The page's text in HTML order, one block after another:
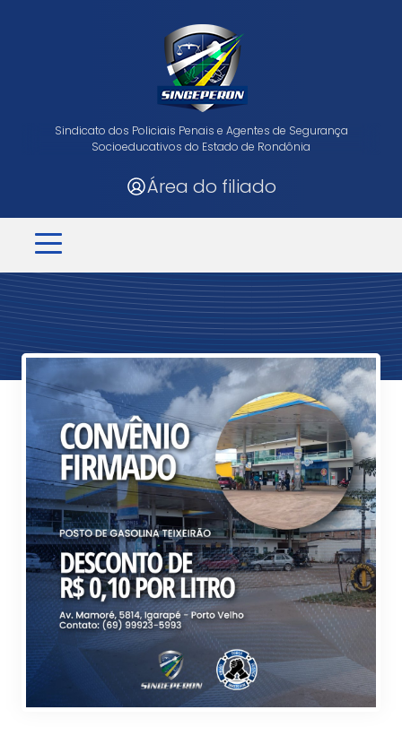
Sindicato dos Policiais Penais e Agentes de Segurança
Socioeducativos do Estado de Rondônia
Área do filiado